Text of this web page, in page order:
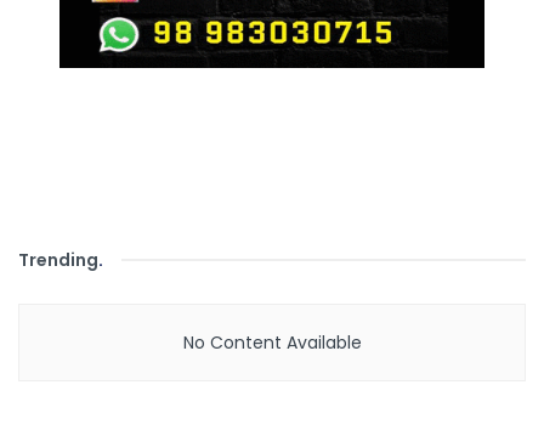
Trending.
No Content Available